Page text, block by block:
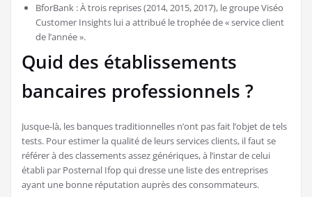
BforBank : À trois reprises (2014, 2015, 2017), le groupe Viséo
Customer Insights lui a attribué le trophée de « service client
de l’année ».
Quid des établissements
bancaires professionnels ?
Jusque-là, les banques traditionnelles n’ont pas fait l’objet de tels
tests. Pour estimer la qualité de leurs services clients, il faut se
référer à des classements assez génériques, à l’instar de celui
établi par Posternal Ifop qui dresse une liste des entreprises
ayant une bonne réputation auprès des consommateurs.